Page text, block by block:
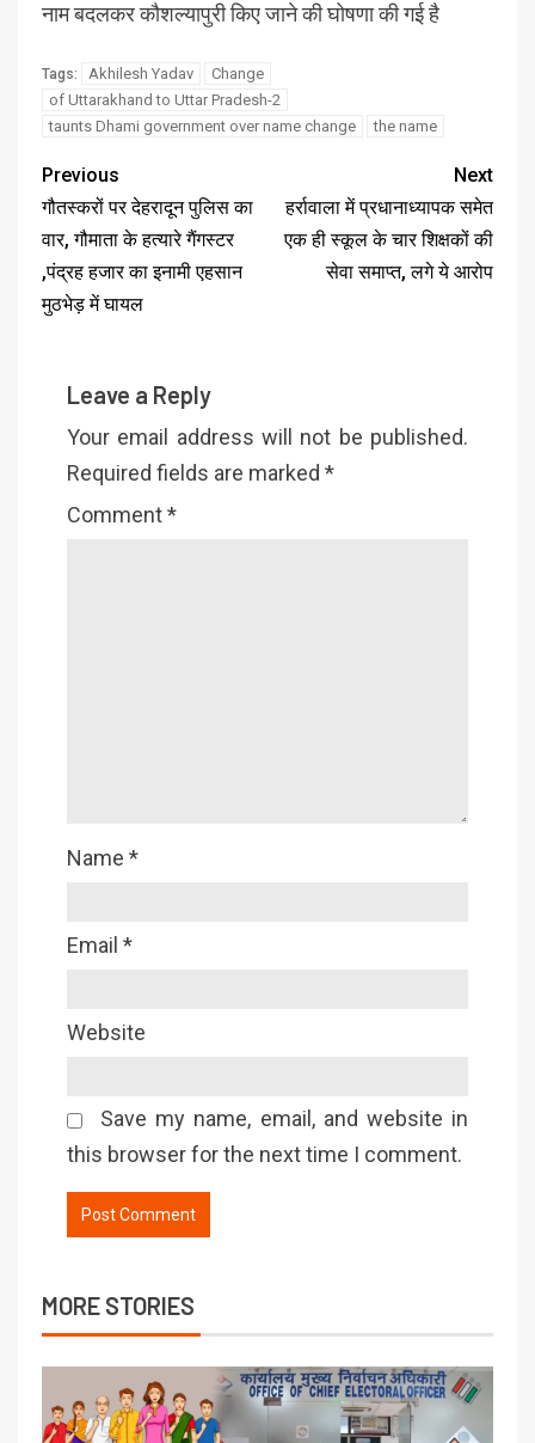
नाम बदलकर कौशल्यापुरी किए जाने की घोषणा की गई है
Tags: Akhilesh Yadav
Change
of Uttarakhand to Uttar Pradesh-2
taunts Dhami government over name change
the name
Previous
गौतस्करों पर देहरादून पुलिस का
वार, गौमाता के हत्यारे गैंगस्टर
,पंद्रह हजार का इनामी एहसान
मुठभेड़ में घायल
Next
हर्रावाला में प्रधानाध्यापक समेत
एक ही स्कूल के चार शिक्षकों की
सेवा समाप्त, लगे ये आरोप
Leave a Reply
Your email address will not be published.
Required fields are marked *
Comment*
Name *
Email *
Website
Save my name, email, and website in
this browser for the next time I comment.
MORE STORIES